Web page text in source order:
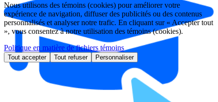
Nous utilisons des témoins (cookies) pour améliorer votre
expérience de navigation, diffuser des publicités ou des contenus
personnalisés et analyser notre trafic. En cliquant sur « Accepter tout
», vous consentez à notre utilisation des témoins (cookies).
Politique en matière de fichiers témoins
Tout accepter Tout refuser Personnaliser